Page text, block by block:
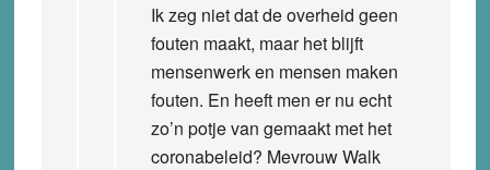
Ik zeg niet dat de overheid geen
fouten maakt, maar het blijft
mensenwerk en mensen maken
fouten. En heeft men er nu echt
zo’n potje van gemaakt met het
coronabeleid? Mevrouw Walk